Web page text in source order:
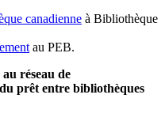
canadienne à Bibliothèque
au PEB.
réseau de
prêt entre bibliothèques